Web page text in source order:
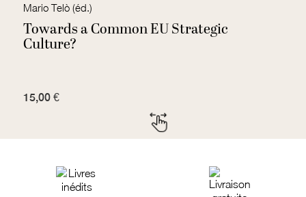
Mario Telò (éd.)
Towards a Common EU Strategic
Culture?
15,00 €